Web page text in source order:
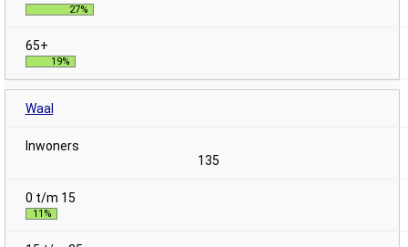
27%
19%
Waal
135
11%